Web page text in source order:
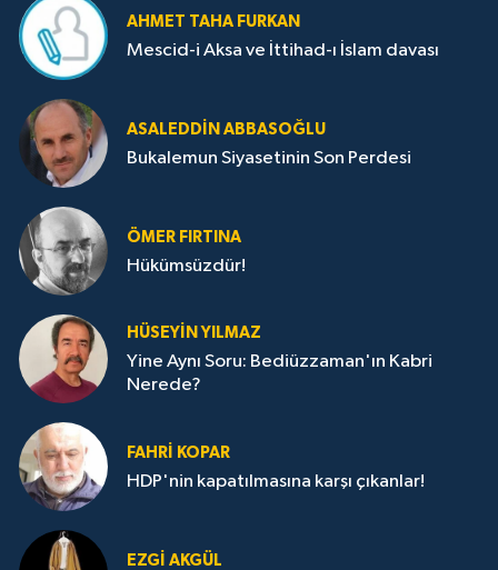
AHMET TAHA FURKAN
Mescid-i Aksa ve İttihad-ı İslam davası
ASALEDDIN ABBASOĞLU
Bukalemun Siyasetinin Son Perdesi
ÖMER FIRTINA
Hükümsüzdür!
HÜSEYIN YILMAZ
Yine Aynı Soru: Bediüzzaman'ın Kabri
Nerede?
FAHRI KOPAR
HDP'nin kapatılmasına karşı çıkanlar!
EZGI AKGÜL